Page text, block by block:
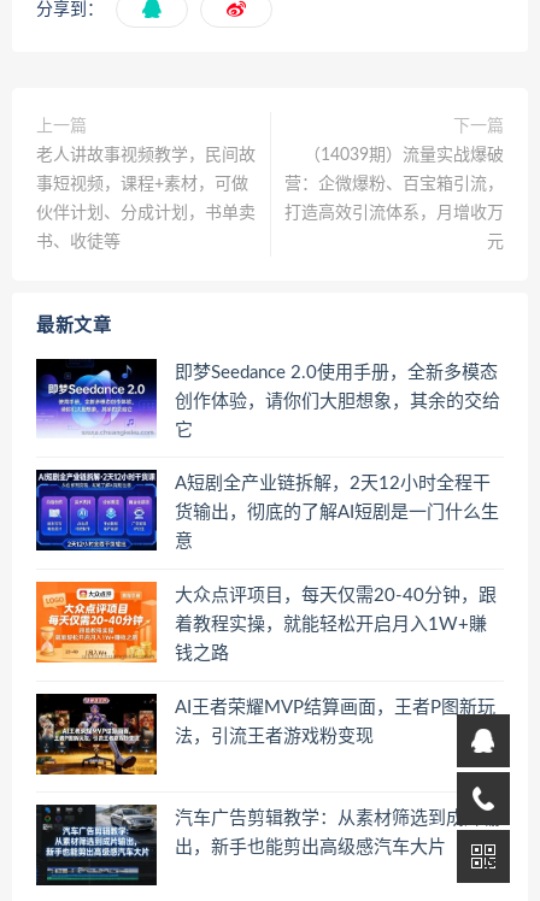
分享到：
上一篇
老人讲故事视频教学，民间故
事短视频，课程+素材，可做
伙伴计划、分成计划，书单卖
书、收徒等
下一篇
（14039期）流量实战爆破
营：企微爆粉、百宝箱引流，
打造高效引流体系，月增收万
元
最新文章
即梦Seedance 2.0使用手册，全新多模态
创作体验，请你们大胆想象，其余的交给
它
A短剧全产业链拆解，2天12小时全程干
货输出，彻底的了解AI短剧是一门什么生
意
大众点评项目，每天仅需20-40分钟，跟
着教程实操，就能轻松开启月入1W+賺
钱之路
AI王者荣耀MVP结算画面，王者P图新玩
法，引流王者游戏粉变现
汽车广告剪辑教学：从素材筛选到成片输
出，新手也能剪出高级感汽车大片